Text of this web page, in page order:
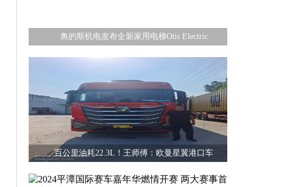
奥的斯机电发布全新家用电梯Otis Electric
百公里油耗22.3L！王师傅：欧曼星翼港口车